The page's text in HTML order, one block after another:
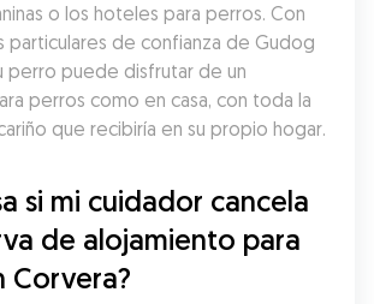
o los hoteles para perros. Con
particulares de confianza de Gudog
perro puede disfrutar de un
perros como en casa, con toda la
que recibiría en su propio hogar.
si mi cuidador cancela
de alojamiento para
Corvera?